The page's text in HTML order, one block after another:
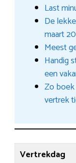
Last
De
maart
Meest
Handig
een
Zo
vertrek
Vertrekdag